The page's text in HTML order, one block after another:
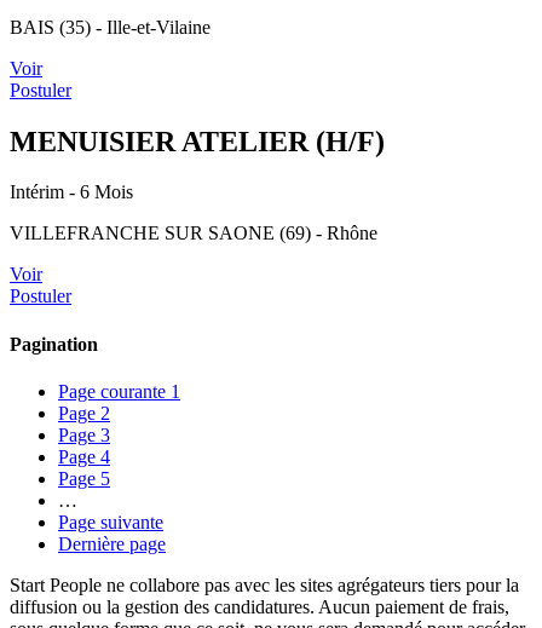
BAIS (35) - Ille-et-Vilaine
Voir
Postuler
MENUISIER ATELIER (H/F)
Intérim - 6 Mois
VILLEFRANCHE SUR SAONE (69) - Rhône
Voir
Postuler
Pagination
Page courante 1
Page 2
Page 3
Page 4
Page 5
…
Page suivante
Dernière page
Start People ne collabore pas avec les sites agrégateurs tiers pour la
diffusion ou la gestion des candidatures. Aucun paiement de frais,